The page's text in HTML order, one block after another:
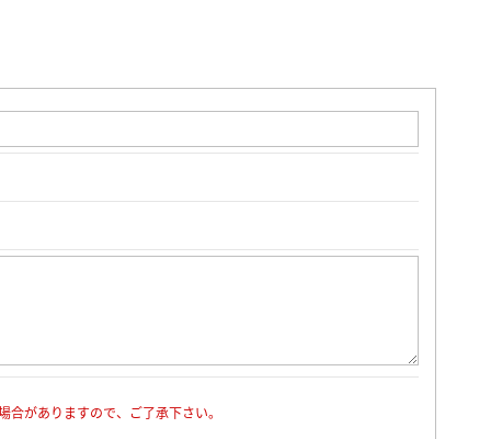
がありますので、ご了承下さい。